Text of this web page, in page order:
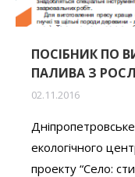
ПОСІБНИК ПО
ПАЛИВА З
02.11.2016
екологічного
проекту “Село: